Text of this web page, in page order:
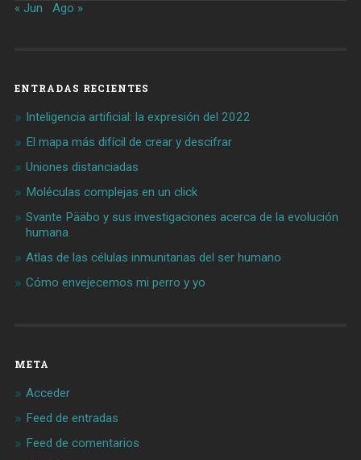
« Jun Ago »
ENTRADAS RECIENTES
Inteligencia artificial: la expresión del 2022
El mapa más difícil de crear y descifrar
Uniones distanciadas
Moléculas complejas en un click
Svante Pääbo y sus investigaciones acerca de la evolución
humana
Atlas de las células inmunitarias del ser humano
Cómo envejecemos mi perro y yo
META
Acceder
Feed de entradas
Feed de comentarios